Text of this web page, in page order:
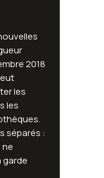
2018
les
les
séparés :
ne
garde